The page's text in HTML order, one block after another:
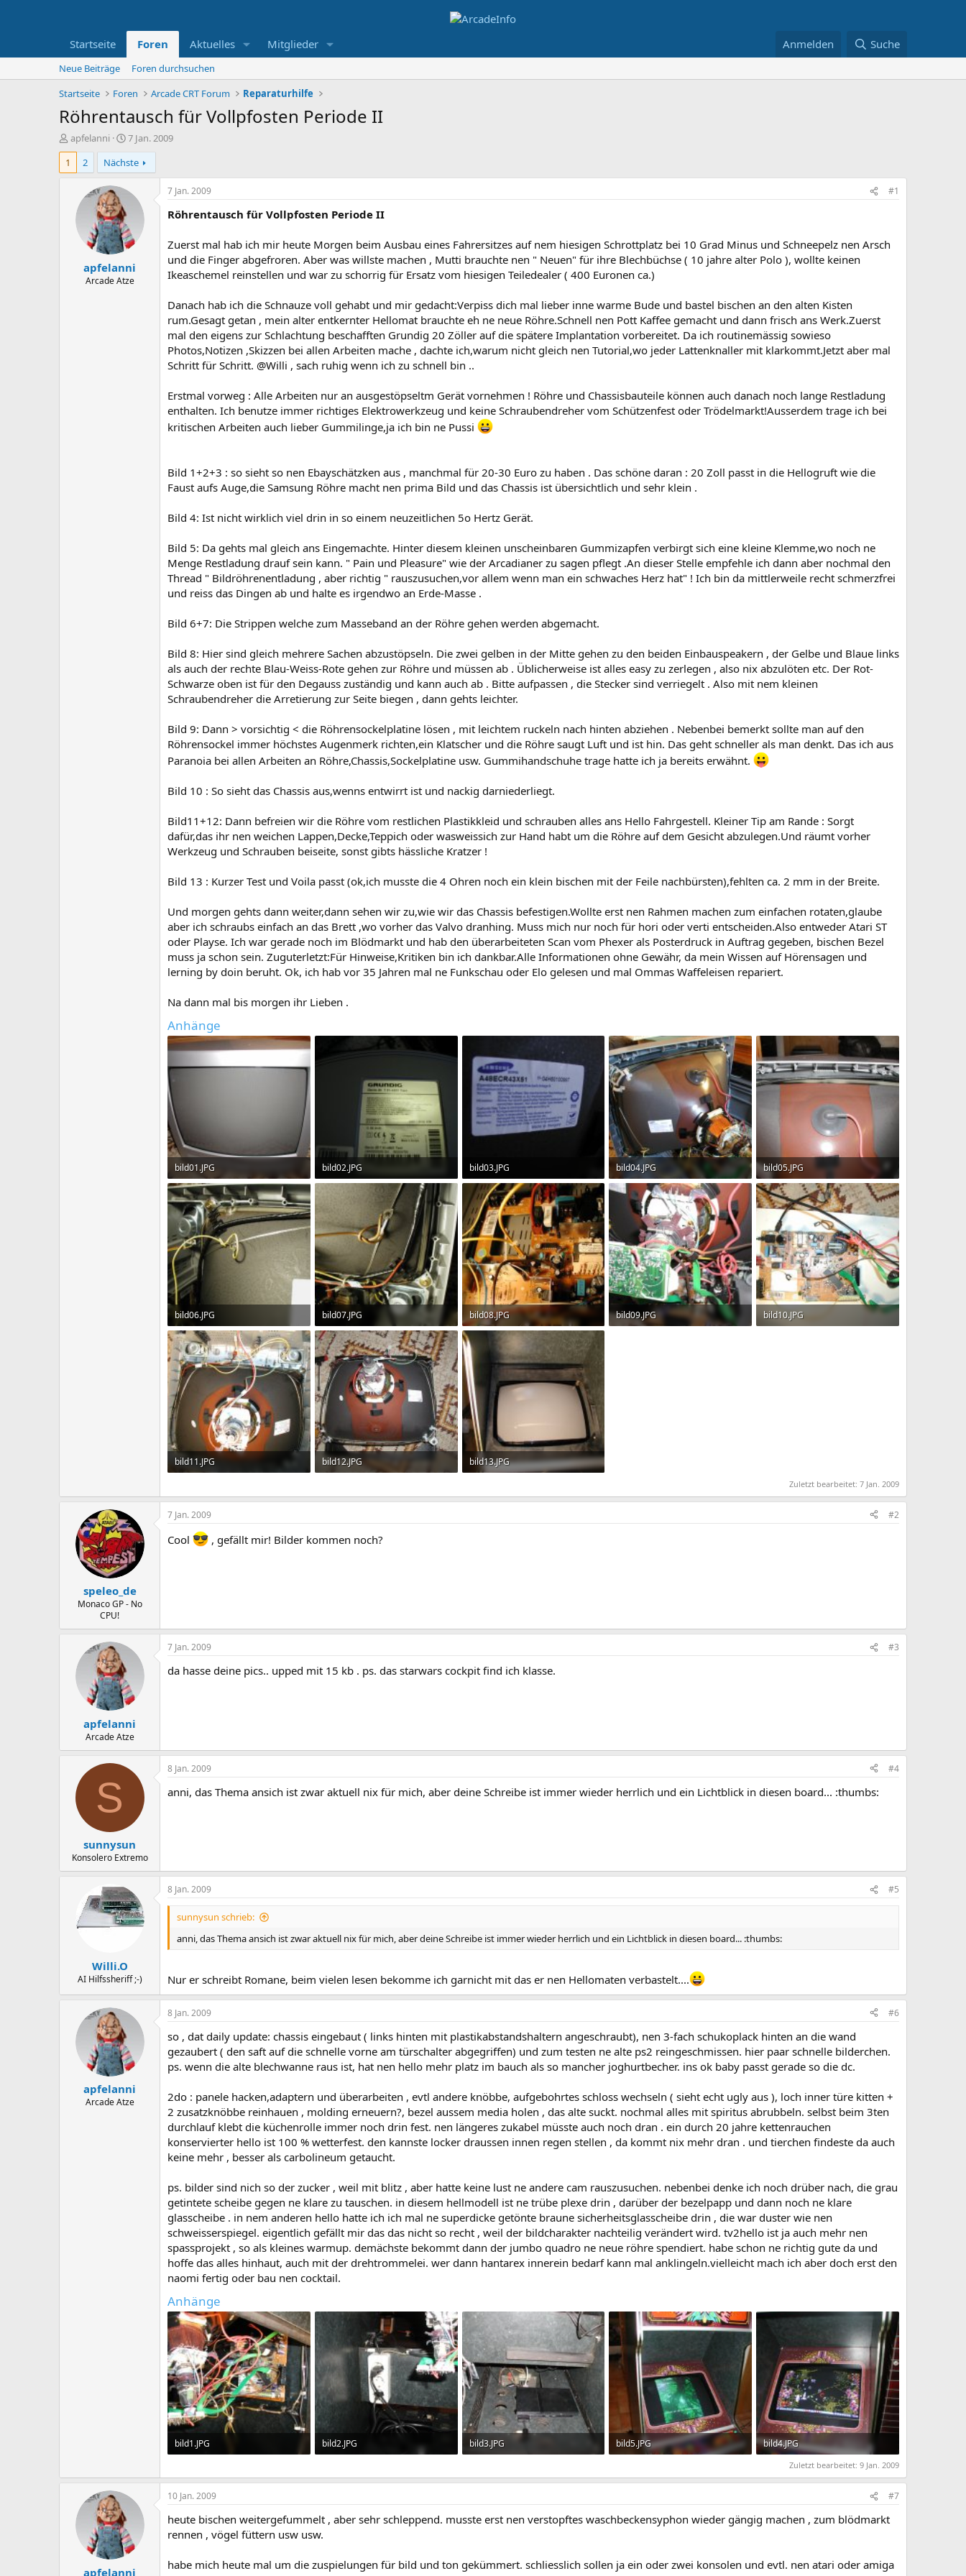
Startseite Foren Aktuelles Mitglieder Anmelden Suche
Neue Beiträge
Foren durchsuchen
Startseite
Foren Arcade CRT Forum Reparaturhilfe
Röhrentausch für Vollpfosten Periode II
E
r
t
apfelanni
E
r
s
t
e
t
a
m
7 Jan. 2009
1
2 Nächste
apfelanni
Arcade Atze
7 Jan. 2009 #1
Röhrentausch für Vollpfosten Periode II
Zuerst mal hab ich mir heute Morgen beim Ausbau eines Fahrersitzes auf nem hiesigen Schrottplatz bei 10 Grad Minus und Schneepelz nen Arsch
und die Finger abgefroren. Aber was willste machen , Mutti brauchte nen " Neuen" für ihre Blechbüchse ( 10 jahre alter Polo ), wollte keinen
Ikeaschemel reinstellen und war zu schorrig für Ersatz vom hiesigen Teiledealer ( 400 Euronen ca.)
Danach hab ich die Schnauze voll gehabt und mir gedacht:Verpiss dich mal lieber inne warme Bude und bastel bischen an den alten Kisten
rum.Gesagt getan , mein alter entkernter Hellomat brauchte eh ne neue Röhre.Schnell nen Pott Kaffee gemacht und dann frisch ans Werk.Zuerst
mal den eigens zur Schlachtung beschafften Grundig 20 Zöller auf die spätere Implantation vorbereitet. Da ich routinemässig sowieso
Photos,Notizen ,Skizzen bei allen Arbeiten mache , dachte ich,warum nicht gleich nen Tutorial,wo jeder Lattenknaller mit klarkommt.Jetzt aber mal
Schritt für Schritt. @Willi , sach ruhig wenn ich zu schnell bin ..
Erstmal vorweg : Alle Arbeiten nur an ausgestöpseltm Gerät vornehmen ! Röhre und Chassisbauteile können auch danach noch lange Restladung
enthalten. Ich benutze immer richtiges Elektrowerkzeug und keine Schraubendreher vom Schützenfest oder Trödelmarkt!Ausserdem trage ich bei
kritischen Arbeiten auch lieber Gummilinge,ja ich bin ne Pussi
Bild 1+2+3 : so sieht so nen Ebayschätzken aus , manchmal für 20-30 Euro zu haben . Das schöne daran : 20 Zoll passt in die Hellogruft wie die
Faust aufs Auge,die Samsung Röhre macht nen prima Bild und das Chassis ist übersichtlich und sehr klein .
Bild 4: Ist nicht wirklich viel drin in so einem neuzeitlichen 5o Hertz Gerät.
Bild 5: Da gehts mal gleich ans Eingemachte. Hinter diesem kleinen unscheinbaren Gummizapfen verbirgt sich eine kleine Klemme,wo noch ne
Menge Restladung drauf sein kann. " Pain und Pleasure" wie der Arcadianer zu sagen pflegt .An dieser Stelle empfehle ich dann aber nochmal den
Thread " Bildröhrenentladung , aber richtig " rauszusuchen,vor allem wenn man ein schwaches Herz hat" ! Ich bin da mittlerweile recht schmerzfrei
und reiss das Dingen ab und halte es irgendwo an Erde-Masse .
Bild 6+7: Die Strippen welche zum Masseband an der Röhre gehen werden abgemacht.
Bild 8: Hier sind gleich mehrere Sachen abzustöpseln. Die zwei gelben in der Mitte gehen zu den beiden Einbauspeakern , der Gelbe und Blaue links
als auch der rechte Blau-Weiss-Rote gehen zur Röhre und müssen ab . Üblicherweise ist alles easy zu zerlegen , also nix abzulöten etc. Der Rot-
Schwarze oben ist für den Degauss zuständig und kann auch ab . Bitte aufpassen , die Stecker sind verriegelt . Also mit nem kleinen
Schraubendreher die Arretierung zur Seite biegen , dann gehts leichter.
Bild 9: Dann > vorsichtig < die Röhrensockelplatine lösen , mit leichtem ruckeln nach hinten abziehen . Nebenbei bemerkt sollte man auf den
Röhrensockel immer höchstes Augenmerk richten,ein Klatscher und die Röhre saugt Luft und ist hin. Das geht schneller als man denkt. Das ich aus
Paranoia bei allen Arbeiten an Röhre,Chassis,Sockelplatine usw. Gummihandschuhe trage hatte ich ja bereits erwähnt.
Bild 10 : So sieht das Chassis aus,wenns entwirrt ist und nackig darniederliegt.
Bild11+12: Dann befreien wir die Röhre vom restlichen Plastikkleid und schrauben alles ans Hello Fahrgestell. Kleiner Tip am Rande : Sorgt
dafür,das ihr nen weichen Lappen,Decke,Teppich oder wasweissich zur Hand habt um die Röhre auf dem Gesicht abzulegen.Und räumt vorher
Werkzeug und Schrauben beiseite, sonst gibts hässliche Kratzer !
Bild 13 : Kurzer Test und Voila passt (ok,ich musste die 4 Ohren noch ein klein bischen mit der Feile nachbürsten),fehlten ca. 2 mm in der Breite.
Und morgen gehts dann weiter,dann sehen wir zu,wie wir das Chassis befestigen.Wollte erst nen Rahmen machen zum einfachen rotaten,glaube
aber ich schraubs einfach an das Brett ,wo vorher das Valvo dranhing. Muss mich nur noch für hori oder verti entscheiden.Also entweder Atari ST
oder Playse. Ich war gerade noch im Blödmarkt und hab den überarbeiteten Scan vom Phexer als Posterdruck in Auftrag gegeben, bischen Bezel
muss ja schon sein. Zuguterletzt:Für Hinweise,Kritiken bin ich dankbar.Alle Informationen ohne Gewähr, da mein Wissen auf Hörensagen und
lerning by doin beruht. Ok, ich hab vor 35 Jahren mal ne Funkschau oder Elo gelesen und mal Ommas Waffeleisen repariert.
Na dann mal bis morgen ihr Lieben .
Anhänge
bild01.JPG
372.4 KB · Aufrufe: 235
bild02.JPG
284.3 KB · Aufrufe: 181
bild03.JPG
267.5 KB · Aufrufe: 176
bild04.JPG
451.2 KB · Aufrufe: 255
bild05.JPG
409.2 KB · Aufrufe: 197
bild06.JPG
382.8 KB · Aufrufe: 210
bild07.JPG
394 KB · Aufrufe: 174
bild08.JPG
476.1 KB · Aufrufe: 213
bild09.JPG
bild10.JPG
bild11.JPG
bild12.JPG
bild13.JPG
Zuletzt bearbeitet: 7 Jan. 2009
speleo_de
Monaco GP - No
CPU!
7 Jan. 2009 #2
Cool , gefällt mir! Bilder kommen noch?
apfelanni
Arcade Atze
7 Jan. 2009 #3
da hasse deine pics.. upped mit 15 kb . ps. das starwars cockpit find ich klasse.
S
sunnysun
Konsolero Extremo
8 Jan. 2009 #4
anni, das Thema ansich ist zwar aktuell nix für mich, aber deine Schreibe ist immer wieder herrlich und ein Lichtblick in diesen board... :thumbs:
Willi.O
AI Hilfssheriff ;-)
8 Jan. 2009 #5
sunnysun schrieb:
anni, das Thema ansich ist zwar aktuell nix für mich, aber deine Schreibe ist immer wieder herrlich und ein Lichtblick in diesen board... :thumbs:
Nur er schreibt Romane, beim vielen lesen bekomme ich garnicht mit das er nen Hellomaten verbastelt....
apfelanni
Arcade Atze
8 Jan. 2009 #6
so , dat daily update: chassis eingebaut ( links hinten mit plastikabstandshaltern angeschraubt), nen 3-fach schukoplack hinten an die wand
gezaubert ( den saft auf die schnelle vorne am türschalter abgegriffen) und zum testen ne alte ps2 reingeschmissen. hier paar schnelle bilderchen.
ps. wenn die alte blechwanne raus ist, hat nen hello mehr platz im bauch als so mancher joghurtbecher. ins ok baby passt gerade so die dc.
2do : panele hacken,adaptern und überarbeiten , evtl andere knöbbe, aufgebohrtes schloss wechseln ( sieht echt ugly aus ), loch inner türe kitten +
2 zusatzknöbbe reinhauen , molding erneuern?, bezel aussem media holen , das alte suckt. nochmal alles mit spiritus abrubbeln. selbst beim 3ten
durchlauf klebt die küchenrolle immer noch drin fest. nen längeres zukabel müsste auch noch dran . ein durch 20 jahre kettenrauchen
konservierter hello ist 100 % wetterfest. den kannste locker draussen innen regen stellen , da kommt nix mehr dran . und tierchen findeste da auch
keine mehr , besser als carbolineum getaucht.
ps. bilder sind nich so der zucker , weil mit blitz , aber hatte keine lust ne andere cam rauszusuchen. nebenbei denke ich noch drüber nach, die grau
getintete scheibe gegen ne klare zu tauschen. in diesem hellmodell ist ne trübe plexe drin , darüber der bezelpapp und dann noch ne klare
glasscheibe . in nem anderen hello hatte ich ich mal ne superdicke getönte braune sicherheitsglasscheibe drin , die war duster wie nen
schweisserspiegel. eigentlich gefällt mir das das nicht so recht , weil der bildcharakter nachteilig verändert wird. tv2hello ist ja auch mehr nen
spassprojekt , so als kleines warmup. demächste bekommt dann der jumbo quadro ne neue röhre spendiert. habe schon ne richtig gute da und
hoffe das alles hinhaut, auch mit der drehtrommelei. wer dann hantarex innerein bedarf kann mal anklingeln.vielleicht mach ich aber doch erst den
naomi fertig oder bau nen cocktail.
Anhänge
bild1.JPG
bild2.JPG
bild3.JPG
bild5.JPG
bild4.JPG
227.3 KB · Aufrufe: 228
Zuletzt bearbeitet: 9 Jan. 2009
apfelanni
10 Jan. 2009 #7
heute bischen weitergefummelt , aber sehr schleppend. musste erst nen verstopftes waschbeckensyphon wieder gängig machen , zum blödmarkt
rennen , vögel füttern usw usw.
habe mich heute mal um die zuspielungen für bild und ton gekümmert. schliesslich sollen ja ein oder zwei konsolen und evtl. nen atari oder amiga